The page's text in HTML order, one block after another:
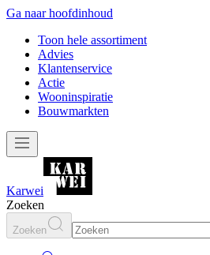
Ga naar hoofdinhoud
Toon hele assortiment
Advies
Klantenservice
Actie
Wooninspiratie
Bouwmarkten
Karwei
Zoeken
Zoeken